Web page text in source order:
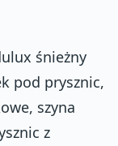
śnieżny
pod prysznic,
szyna
z